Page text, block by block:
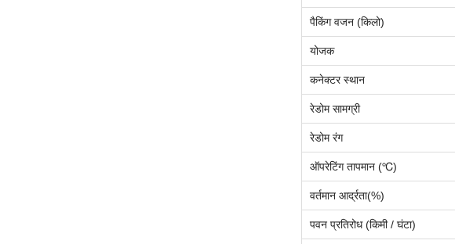
पैकिंग वजन (किलो)
योजक
कनेक्टर स्थान
रेडोम सामग्री
रेडोम रंग
ऑपरेटिंग तापमान (℃)
वर्तमान आर्द्रता(%)
पवन प्रतिरोध (किमी / घंटा)